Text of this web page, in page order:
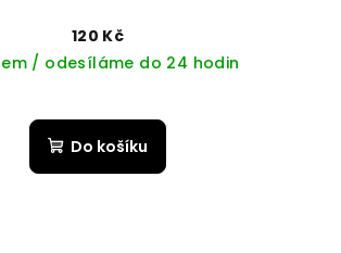
120 Kč
/ odesíláme do 24 hodin
Do košíku